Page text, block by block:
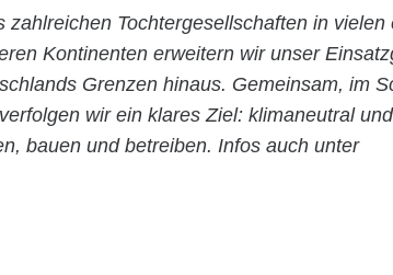
zahlreichen Tochtergesellschaften in vielen
Kontinenten erweitern wir unser
Grenzen hinaus. Gemeinsam, im
wir ein klares Ziel: klimaneutral und
bauen und betreiben. Infos auch unter